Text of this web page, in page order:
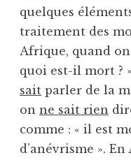
quelques
traitement des
Afrique, quand
quoi est-il mort ?
sait parler de la
on ne sait rien
comme : « il est
d’anévrisme ».